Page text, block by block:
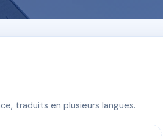
traduits en plusieurs langues.